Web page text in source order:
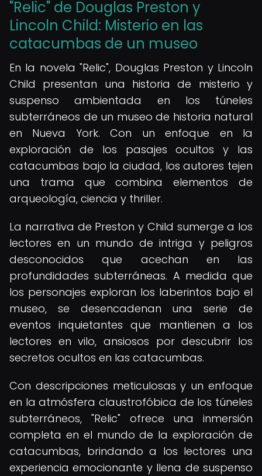
"Relic" de Douglas Preston y
Lincoln Child: Misterio en las
catacumbas de un museo
En la novela "Relic", Douglas Preston y Lincoln
Child presentan una historia de misterio y
suspenso ambientada en los túneles
subterráneos de un museo de historia natural
en Nueva York. Con un enfoque en la
exploración de los pasajes ocultos y las
catacumbas bajo la ciudad, los autores tejen
una trama que combina elementos de
arqueología, ciencia y thriller.
La narrativa de Preston y Child sumerge a los
lectores en un mundo de intriga y peligros
desconocidos que acechan en las
profundidades subterráneas. A medida que
los personajes exploran los laberintos bajo el
museo, se desencadenan una serie de
eventos inquietantes que mantienen a los
lectores en vilo, ansiosos por descubrir los
secretos ocultos en las catacumbas.
Con descripciones meticulosas y un enfoque
en la atmósfera claustrofóbica de los túneles
subterráneos, "Relic" ofrece una inmersión
completa en el mundo de la exploración de
catacumbas, brindando a los lectores una
experiencia emocionante y llena de suspenso